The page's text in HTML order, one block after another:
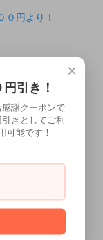
０円より！
円程度より多数
数販売中！）
×
引き！
謝クーポンで
きとしてご利
可能です！